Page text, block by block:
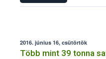
2016. június 16, csütörtök
Több mint 39 tonna